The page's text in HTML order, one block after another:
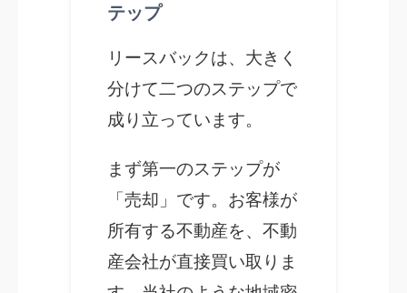
テップ
リースバックは、大きく
分けて二つのステップで
成り立っています。
まず第一のステップが
「売却」です。お客様が
所有する不動産を、不動
産会社が直接買い取りま